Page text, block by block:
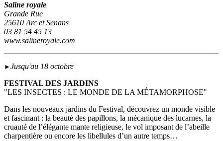
Saline royale
Grande Rue
25610 Arc et Senans
03 81 54 45 13
www.salineroyale.com
► Jusqu'au 18 octobre
FESTIVAL DES JARDINS
"LES INSECTES : LE MONDE DE LA MÉTAMORPHOSE"
Dans les nouveaux jardins du Festival, découvrez un monde visible
et fascinant : la beauté des papillons, la mécanique des lucarnes, la
cruauté de l’élégante mante religieuse, le vol imposant de l’abeille
charpentière ou encore les libellules d’un autre temps…